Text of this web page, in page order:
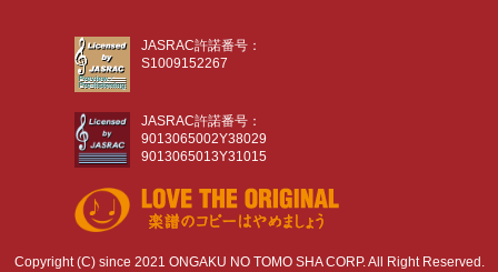
JASRAC許諾番号：
S1009152267
JASRAC許諾番号：
9013065002Y38029
9013065013Y31015
Copyright (C) since 2021 ONGAKU NO TOMO SHA CORP. All Right Reserved.